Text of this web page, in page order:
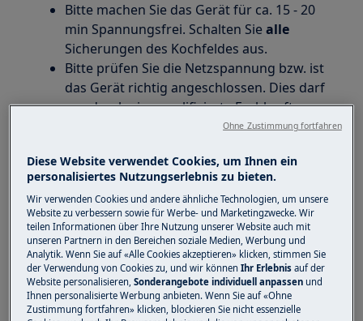
Bitte machen Sie das Gerät für ca. 15 - 20
min Spannungsfrei. Schalten Siealle
Sicherungen des Kochfeldes aus.
Bitte prüfen Sie die Netzspannung bzw. ist
das Gerät richtig angeschlossen. Dies darf
nur durch eine qualifizierte Fachkraft
erhebliche Gefahren durch den
elektrischen Strom. Reparaturhinweise
dürfen wir daher nur an autorisierte
Fachkräfte weitergeben.
Details finden Sie auf der Rückseite Ihres
Gerätes oder in derGebrauchsanweisung
Sollte die Fehlermeldung nach den oben
genannten Schrittennichtbehoben sein,
Diese Website verwendet Cookies, um Ihnen ein
personalisiertes Nutzungserlebnis zu bieten.
Wir verwenden Cookies und andere ähnliche Technologien, um unsere
Website zu verbessern sowie für Werbe- und Marketingzwecke. Wir
teilen Informationen über Ihre Nutzung unserer Website auch mit
unseren Partnern in den Bereichen soziale Medien, Werbung und
Analytik. Wenn Sie auf «Alle Cookies akzeptieren» klicken, stimmen Sie
der Verwendung von Cookies zu, und wir könnenIhr Erlebnisauf der
Website personalisieren,Sonderangebote individuell anpassen und
Ihnen personalisierte Werbung anbieten. Wenn Sie auf «Ohne
Zustimmung fortfahren» klicken, blockieren Sie nicht essenzielle
Ohne Zustimmung fortfahren